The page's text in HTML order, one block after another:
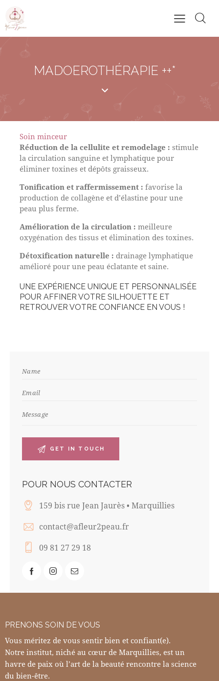
MADOEROTHÉRAPIE ++*
Soin minceur
Réduction de la cellulite et remodelage : stimule
la circulation sanguine et lymphatique pour
éliminer toxines et dépôts graisseux.
Tonification et raffermissement : favorise la
production de collagène et d’élastine pour une
peau plus ferme.
Amélioration de la circulation : meilleure
oxygénation des tissus et élimination des toxines.
Détoxification naturelle : drainage lymphatique
amélioré pour une peau éclatante et saine.
UNE EXPÉRIENCE UNIQUE ET PERSONNALISÉE
POUR AFFINER VOTRE SILHOUETTE ET
RETROUVER VOTRE CONFIANCE EN VOUS !
POUR NOUS CONTACTER
159 bis rue Jean Jaurès • Marquillies
contact@afleur2peau.fr
09 81 27 29 18
PRENONS SOIN DE VOUS
Vous méritez de vous sentir bien et confiant(e).
Notre institut, niché au cœur de Marquillies, est un
havre de paix où l’art de la beauté rencontre la science
du bien-être.